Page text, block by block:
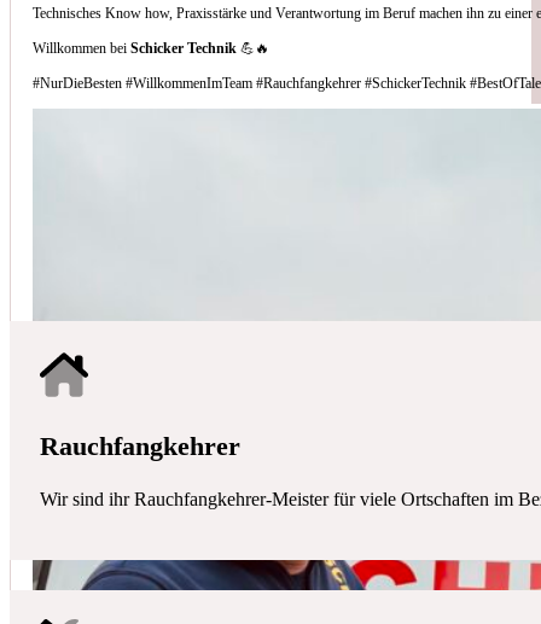
Technisches Know how, Praxisstärke und Verantwortung im Beruf machen ihn zu
Willkommen beiSchicker Technik 💪🔥
#NurDieBesten #WillkommenImTeam #Rauchfangkehrer #SchickerTechnik
Nettes Team, und kompetente Beratung.
Rauchfangkehrer
Wir sind ihr Rauchfangkehrer-Meister für viele Ortschaften im